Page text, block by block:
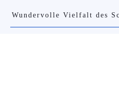
Wundervolle Vielfalt des